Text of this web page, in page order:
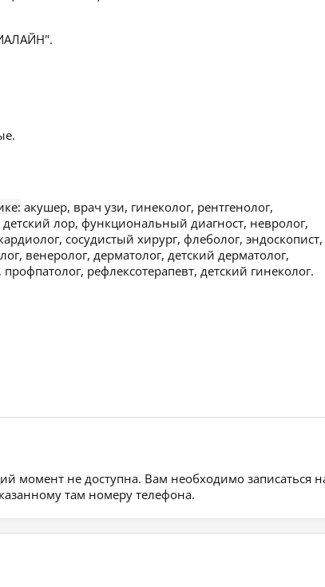
акушер, врач узи, гинеколог, рентгенолог,
лор, функциональный диагност, невролог,
сосудистый хирург, флеболог, эндоскопист,
венеролог, дерматолог, детский дерматолог,
рефлексотерапевт, детский гинеколог.
момент не доступна. Вам необходимо записаться
там номеру телефона.